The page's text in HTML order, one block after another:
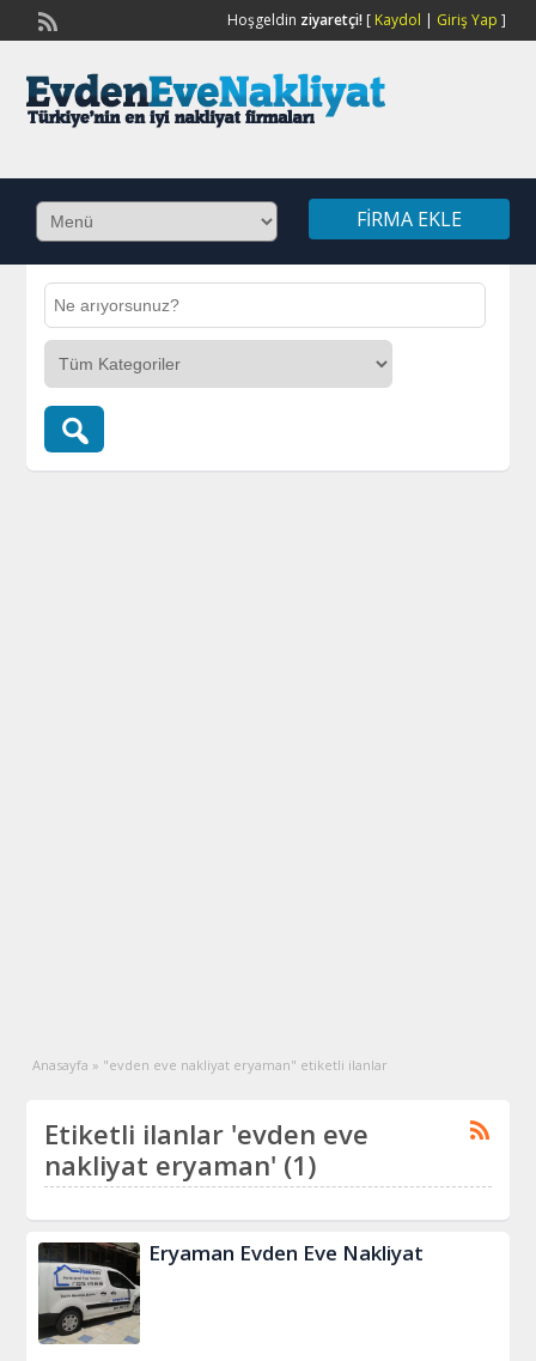
Hoşgeldin ziyaretçi![ Kaydol | Giriş Yap ]
FIRMA EKLE
Anasayfa » "evden eve nakliyat eryaman" etiketli ilanlar
Etiketli ilanlar 'evden eve
nakliyat eryaman' (1)
Eryaman Evden Eve Nakliyat